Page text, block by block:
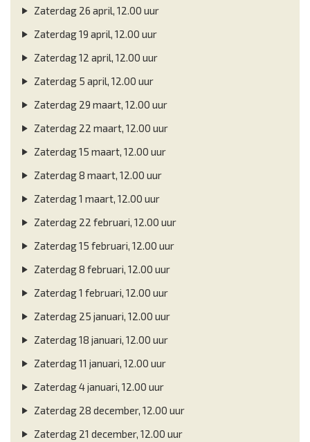
Zaterdag 26 april, 12.00 uur
Zaterdag 19 april, 12.00 uur
Zaterdag 12 april, 12.00 uur
Zaterdag 5 april, 12.00 uur
Zaterdag 29 maart, 12.00 uur
Zaterdag 22 maart, 12.00 uur
Zaterdag 15 maart, 12.00 uur
Zaterdag 8 maart, 12.00 uur
Zaterdag 1 maart, 12.00 uur
Zaterdag 22 februari, 12.00 uur
Zaterdag 15 februari, 12.00 uur
Zaterdag 8 februari, 12.00 uur
Zaterdag 1 februari, 12.00 uur
Zaterdag 25 januari, 12.00 uur
Zaterdag 18 januari, 12.00 uur
Zaterdag 11 januari, 12.00 uur
Zaterdag 4 januari, 12.00 uur
Zaterdag 28 december, 12.00 uur
Zaterdag 21 december, 12.00 uur